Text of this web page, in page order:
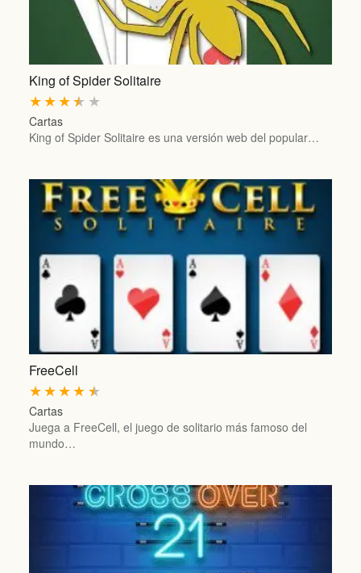
King of Spider Solitaire
★
★
★
★
★
Cartas
King of Spider Solitaire es una versión web del popular…
FreeCell
★
★
★
★
★
Cartas
Juega a FreeCell, el juego de solitario más famoso del
mundo…